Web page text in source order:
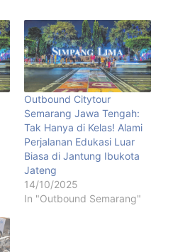
Outbound Citytour
Semarang Jawa Tengah:
Tak Hanya di Kelas! Alami
Perjalanan Edukasi Luar
Biasa di Jantung Ibukota
Jateng
14/10/2025
In "Outbound Semarang"